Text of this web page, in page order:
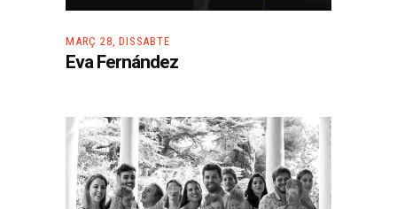
MARÇ 28, DISSABTE
Eva Fernández